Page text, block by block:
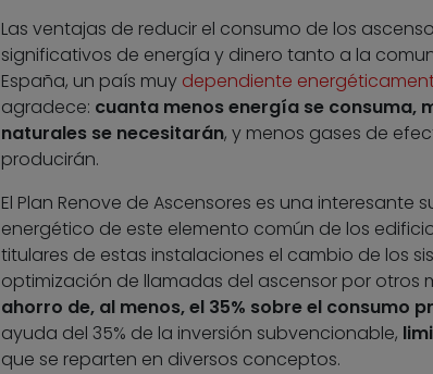
Las ventajas de reducir el consumo de los
significativos de energía y dinero tanto a la
España, un país muy dependiente
agradece: cuanta menos energía se consuma,
naturales se necesitarán, y menos gases de
producirán.
El Plan Renove de Ascensores es una
energético de este elemento común de los
titulares de estas instalaciones el cambio de los
optimización de llamadas del ascensor por otros
ahorro de, al menos, el 35% sobre el consumo
ayuda del 35% de la inversión subvencionable,
que se reparten en diversos conceptos.